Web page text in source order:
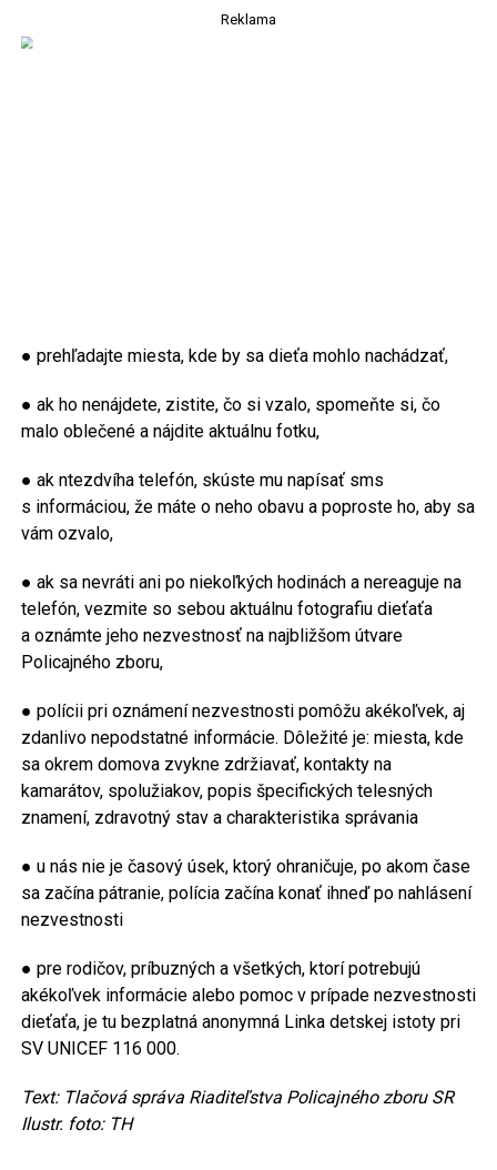
Reklama
● prehľadajte miesta, kde by sa dieťa mohlo nachádzať,
● ak ho nenájdete, zistite, čo si vzalo, spomeňte si, čo
malo oblečené a nájdite aktuálnu fotku,
● ak ntezdvíha telefón, skúste mu napísať sms
s informáciou, že máte o neho obavu a poproste ho, aby sa
vám ozvalo,
● ak sa nevráti ani po niekoľkých hodinách a nereaguje na
telefón, vezmite so sebou aktuálnu fotografiu dieťaťa
a oznámte jeho nezvestnosť na najbližšom útvare
Policajného zboru,
● polícii pri oznámení nezvestnosti pomôžu akékoľvek, aj
zdanlivo nepodstatné informácie. Dôležité je: miesta, kde
sa okrem domova zvykne zdržiavať, kontakty na
kamarátov, spolužiakov, popis špecifických telesných
znamení, zdravotný stav a charakteristika správania
● u nás nie je časový úsek, ktorý ohraničuje, po akom čase
sa začína pátranie, polícia začína konať ihneď po nahlásení
nezvestnosti
● pre rodičov, príbuzných a všetkých, ktorí potrebujú
akékoľvek informácie alebo pomoc v prípade nezvestnosti
dieťaťa, je tu bezplatná anonymná Linka detskej istoty pri
SV UNICEF 116 000.
Text: Tlačová správa Riaditeľstva Policajného zboru SR
Ilustr. foto: TH